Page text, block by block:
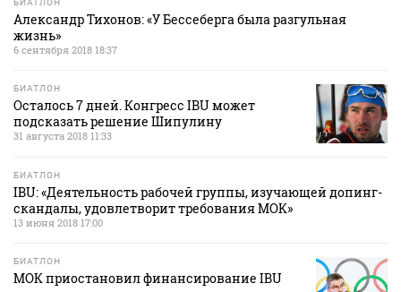
БИАТЛОН
Александр Тихонов: «У Бессеберга была разгульная
жизнь»
6 сентября 2018 18:37
БИАТЛОН
Осталось 7 дней. Конгресс IBU может
подсказать решение Шипулину
31 августа 2018 11:33
БИАТЛОН
IBU: «Деятельность рабочей группы, изучающей допинг-
скандалы, удовлетворит требования МОК»
13 июня 2018 17:00
БИАТЛОН
МОК приостановил финансирование IBU